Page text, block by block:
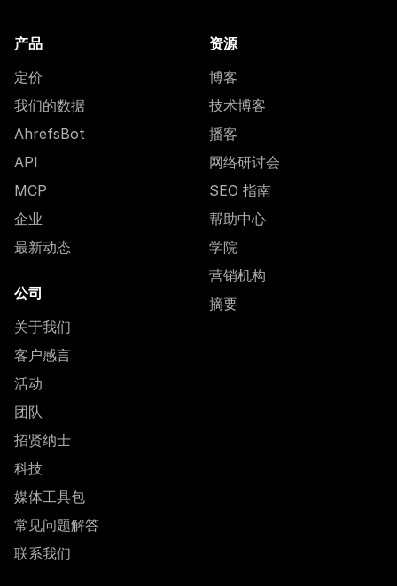
产品
定价
我们的数据
AhrefsBot
API
MCP
企业
最新动态
公司
关于我们
客户感言
活动
团队
招贤纳士
科技
媒体工具包
常见问题解答
联系我们
资源
博客
技术博客
播客
网络研讨会
SEO 指南
帮助中心
学院
营销机构
摘要